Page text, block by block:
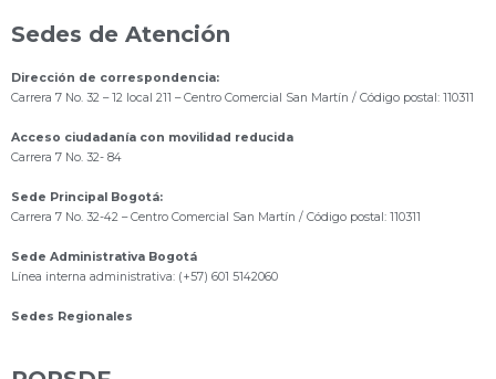
Sedes de Atención
Dirección de correspondencia:
Carrera 7 No. 32 – 12 local 211 – Centro Comercial San Martín / Código postal: 110311
Acceso ciudadanía con movilidad reducida
Carrera 7 No. 32- 84
Sede Principal Bogotá:
Carrera 7 No. 32-42 – Centro Comercial San Martín / Código postal: 110311
Sede Administrativa Bogotá
Línea interna administrativa: (+57) 601 5142060
Sedes Regionales